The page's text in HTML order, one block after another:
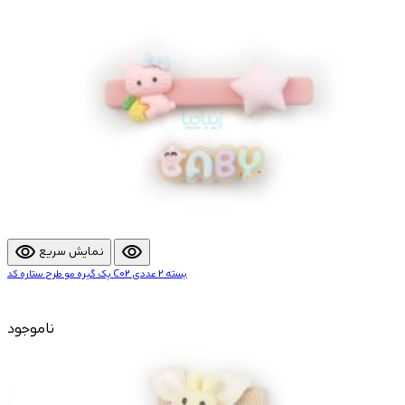
visibility نمایش سریع visibility
پک گیره مو طرح ستاره کد C02 بسته 2 عددی
ناموجود